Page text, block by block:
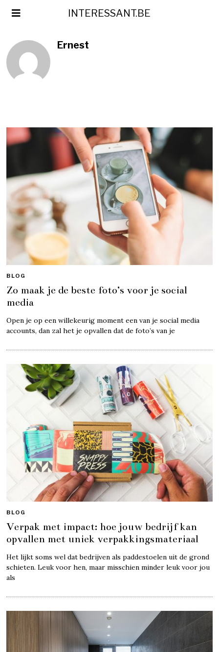
INTERESSANT.BE
Ernest
BLOG
Zo maak je de beste foto’s voor je social
media
Open je op een willekeurig moment een van je social media
accounts, dan zal het je opvallen dat de foto’s van je
BLOG
Verpak met impact: hoe jouw bedrijf kan
opvallen met uniek verpakkingsmateriaal
Het lijkt soms wel dat bedrijven als paddestoelen uit de grond
schieten. Leuk voor hen, maar misschien minder leuk voor jou
als